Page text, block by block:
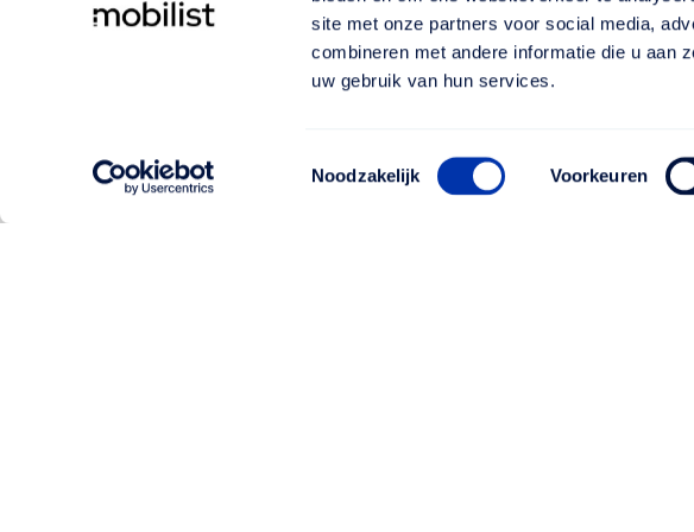
site met onze partners voor social media,
combineren met andere informatie die u aan
uw gebruik van hun services.
Toestemmingsselectie
Noodzakelijk Voorkeuren